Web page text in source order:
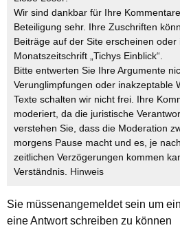
Wir sind dankbar für Ihre
Beteiligung sehr. Ihre Zuschriften
Beiträge auf der Site erscheinen oder
Monatszeitschrift „Tichys Einblick“.
Bitte entwerten Sie Ihre Argumente
Verunglimpfungen oder inakzeptable
Texte schalten wir nicht frei. Ihre
moderiert, da die juristische
verstehen Sie, dass die Moderation
morgens Pause macht und es, je
zeitlichen Verzögerungen kommen
Verständnis. Hinweis
Sie müssenangemeldetsein um
eine Antwort schreiben zu können